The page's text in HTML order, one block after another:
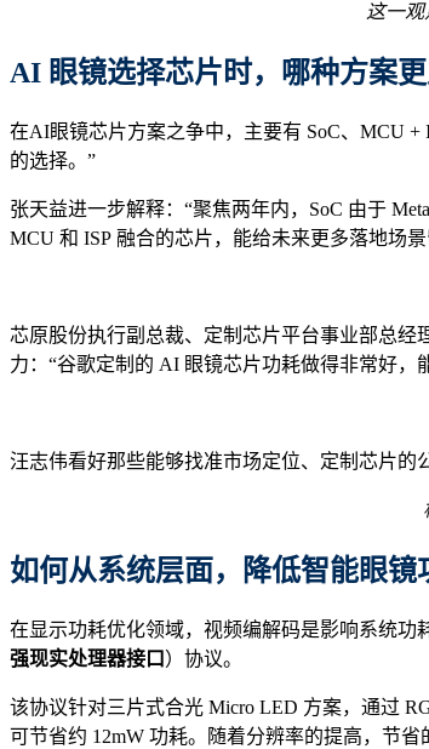
这一
AI 眼镜选择芯片时，哪种方案更
在AI眼镜芯片方案之争中，主要有 SoC、MCU +
的选择。”
张天益进一步解释：“聚焦两年内，SoC 由于
MCU 和 ISP 融合的芯片，能给未来更多落地场
芯原股份执行副总裁、定制芯片平台事业部总
力：“谷歌定制的 AI 眼镜芯片功耗做得非常好
汪志伟看好那些能够找准市场定位、定制芯片的
如何从系统层面，降低智能眼镜
在显示功耗优化领域，视频编解码是影响系统功
强现实处理器接口 ）协议。
该协议针对三片式合光 Micro LED 方案，通过
可节省约 12mW 功耗。随着分辨率的提高，节省